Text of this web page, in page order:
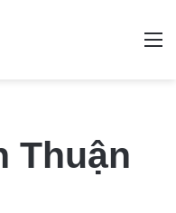
Thuận